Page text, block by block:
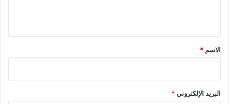
*
الاسم *
البريد الإلكتروني*